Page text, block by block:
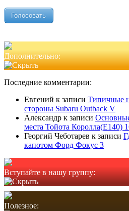
Дополнительно:
Последние комментарии:
Евгений к записи Типичные
стороны Subaru Outback V
Александр к записи
места Тойота Королла(Е140)
Георгий Чеботарев к записи
капотом Форд Фокус 3
Вступайте в нашу группу:
Полезное: